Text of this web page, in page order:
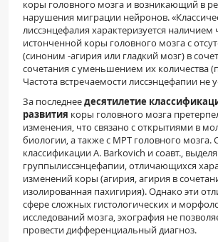
коры головного мозга и возникающий в
нарушения миграции нейронов.
лиссэнцефалия характеризуется
истонченной коры головного мозга с
(синоним -агирия или гладкий мозг) в
сочетания с уменьшением их количества
Частота встречаемости лиссэнцефапии не
За последнеедесятилетие
развития коры головного мозга
изменения, что связано с открытиями в
биологии, а также с МРТ головного мозга.
классификации A. Barkovich и соавт.,
группылиссэнцефапии, отличающихся
изменений коры (агирия, агирия в
изолированная пахигирия). Однако эти
сфере сложных гистологических и
исследований мозга, эхография не
провести дифференциальный диагноз.